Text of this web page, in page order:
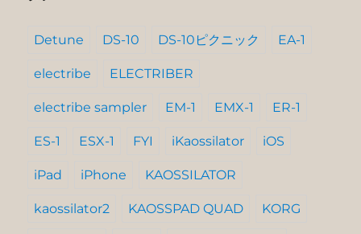
Detune DS-10 DS-10ピクニック EA-1
electribe ELECTRIBER
electribe sampler EM-1 EMX-1 ER-1
ES-1 ESX-1 FYI iKaossilator iOS
iPad iPhone KAOSSILATOR
kaossilator2 KAOSSPAD QUAD KORG